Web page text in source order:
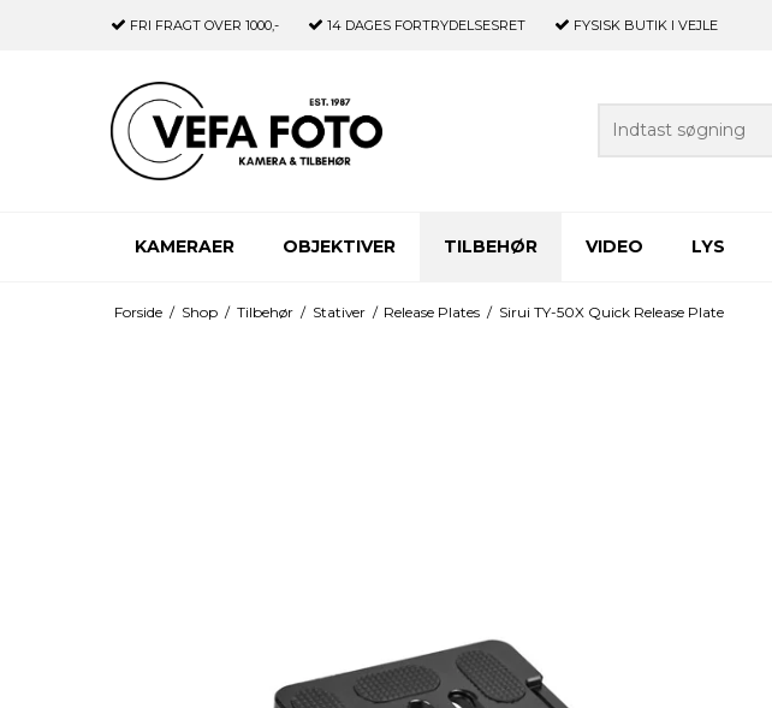
FRI FRAGT OVER 1000,- 14 DAGES FORTRYDELSESRET FYSISK BUTIK I VEJLE
KAMERAER OBJEKTIVER TILBEHØR VIDEO LYS
Forside / Shop / Tilbehør / Stativer / Release Plates / Sirui TY-50X Quick Release Plate